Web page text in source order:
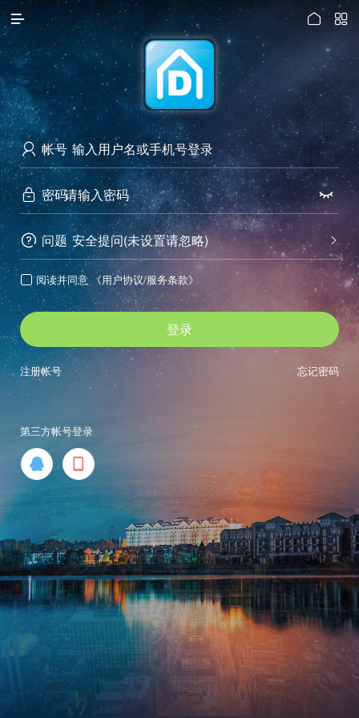

访问电脑版
 

 帐号
 密码 
 问题 
安全提问(未设置请忽略)
 阅读并同意 《用户协议/服务条款》
登录
忘记密码
注册帐号
第三方帐号登录
 